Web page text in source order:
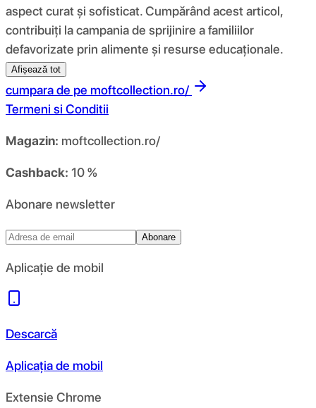
aspect curat și sofisticat. Cumpărând acest articol,
contribuiți la campania de sprijinire a familiilor
defavorizate prin alimente și resurse educaționale.
Afișează tot
cumpara de pe moftcollection.ro/
Termeni si Conditii
Magazin: moftcollection.ro/
Cashback: 10 %
Abonare newsletter
Abonare
Aplicație de mobil
Descarcă
Aplicația de mobil
Extensie Chrome